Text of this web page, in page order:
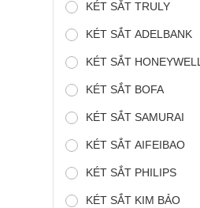
KÉT SẮT TRULY
KÉT SẮT ADELBANK
KÉT SẮT HONEYWELL
KÉT SẮT BOFA
KÉT SẮT SAMURAI
KÉT SẮT AIFEIBAO
KÉT SẮT PHILIPS
KÉT SẮT KIM BẢO